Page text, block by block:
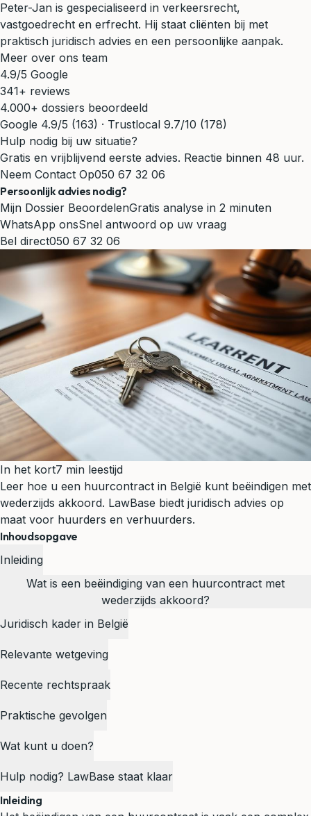
Peter-Jan is gespecialiseerd in verkeersrecht,
vastgoedrecht en erfrecht. Hij staat cliënten bij met
praktisch juridisch advies en een persoonlijke aanpak.
Meer over ons team
4.9/5 Google
341+ reviews
4.000+ dossiers beoordeeld
Google 4.9/5 (163) · Trustlocal 9.7/10 (178)
Hulp nodig bij uw situatie?
Gratis en vrijblijvend eerste advies. Reactie binnen 48 uur.
Neem Contact Op050 67 32 06
Persoonlijk advies nodig?
Mijn Dossier BeoordelenGratis analyse in 2 minuten
WhatsApp onsSnel antwoord op uw vraag
Bel direct050 67 32 06
In het kort7 min leestijd
Leer hoe u een huurcontract in België kunt beëindigen met
wederzijds akkoord. LawBase biedt juridisch advies op
maat voor huurders en verhuurders.
Inhoudsopgave
Inleiding
Wat is een beëindiging van een huurcontract met
wederzijds akkoord?
Juridisch kader in België
Relevante wetgeving
Recente rechtspraak
Praktische gevolgen
Wat kunt u doen?
Hulp nodig? LawBase staat klaar
Inleiding